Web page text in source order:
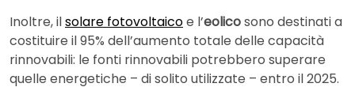
Inoltre, ilsolare fotovoltaicoe l’eolicosono destinati a
costituire il 95% dell’aumento totale delle capacità
rinnovabili: le fonti rinnovabili potrebbero superare
quelle energetiche – di solito utilizzate – entro il 2025.